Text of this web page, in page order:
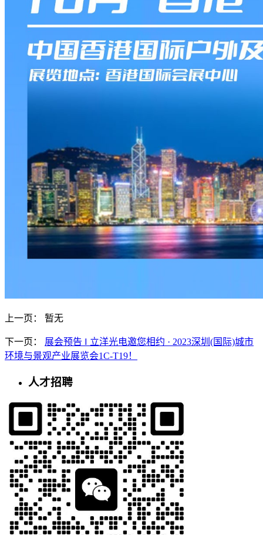
上一页： 暂无
下一页：
展会预告 ‖ 立洋光电邀您相约 · 2023深圳(国际)城市
环境与景观产业展览会1C-T19！
人才招聘